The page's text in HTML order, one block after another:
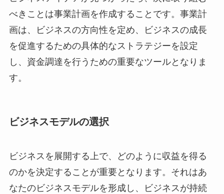
べきことは事業計画を作成することです。事業計
画は、ビジネスの方向性を定め、ビジネスの成長
を促進するための具体的なストラテジーを設定
し、資金調達を行うための重要なツールとなりま
す。
ビジネスモデルの選択
ビジネスを展開する上で、どのように収益を得る
のかを決定することが重要となります。それはあ
なたのビジネスモデルを形成し、ビジネスが持続